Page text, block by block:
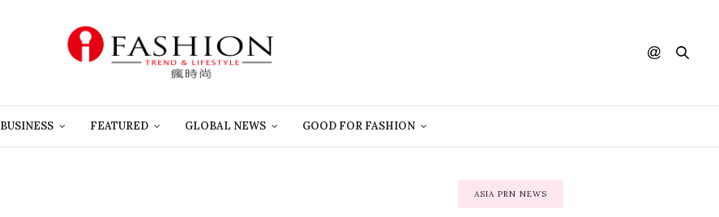
BUSINESS FEATURED GLOBAL NEWS GOOD FOR FASHION
ASIA PRN NEWS